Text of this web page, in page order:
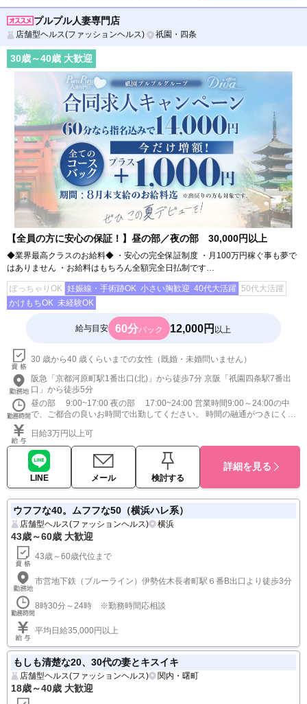
プルプル人妻専門店
店舗型ヘルス(ファッションヘルス) 祇園・四条
30歳～40歳 大歓迎
【全員の方に安心の保証！】昼の部／夜の部 30,000円以上
◆業界最高クラスのお給料◆ ・安心の完全保証制度 ・月100万円稼ぐ事も夢で
はありません ・お給料はもちろん全額完全日払制です…
ぽっちゃりOK 妊娠線・手術跡OK 小さい胸歓迎 40代大活躍
50代大活躍
かけもちOK 未経験OK
給与目安 60分バック 12,000円 以上
30 歳から40 歳くらいまでの女性（既婚・未婚問いません）
阪急「京都河原町駅1番出口(北)」から徒歩7分 京阪「祇園四条駅7番出
口」から徒歩5分
昼の部 9:00~17:00 夜の部 17:00~24:00 営業時間9:00～24:00の中
で、ご都合の良いお時間で出勤してください。 時間の融通がつきにくい
ご相談ください。
日給3万円以上可
LINE メール 検討する
詳細を見る
ウフフな40。ムフフな50（横浜ハレ系）
店舗型ヘルス(ファッションヘルス) 横浜
43歳～60歳 大歓迎
43歳～60歳代位まで
市営地下鉄（ブルーライン）伊勢佐木長者町駅６番B出口より徒歩3分
8時30分～24時 ※勤務時間応相談
平均日給35,000円以上
もしも清楚な20、30代の妻とキスイキ
店舗型ヘルス(ファッションヘルス) 関内・曙町
18歳～40歳 大歓迎